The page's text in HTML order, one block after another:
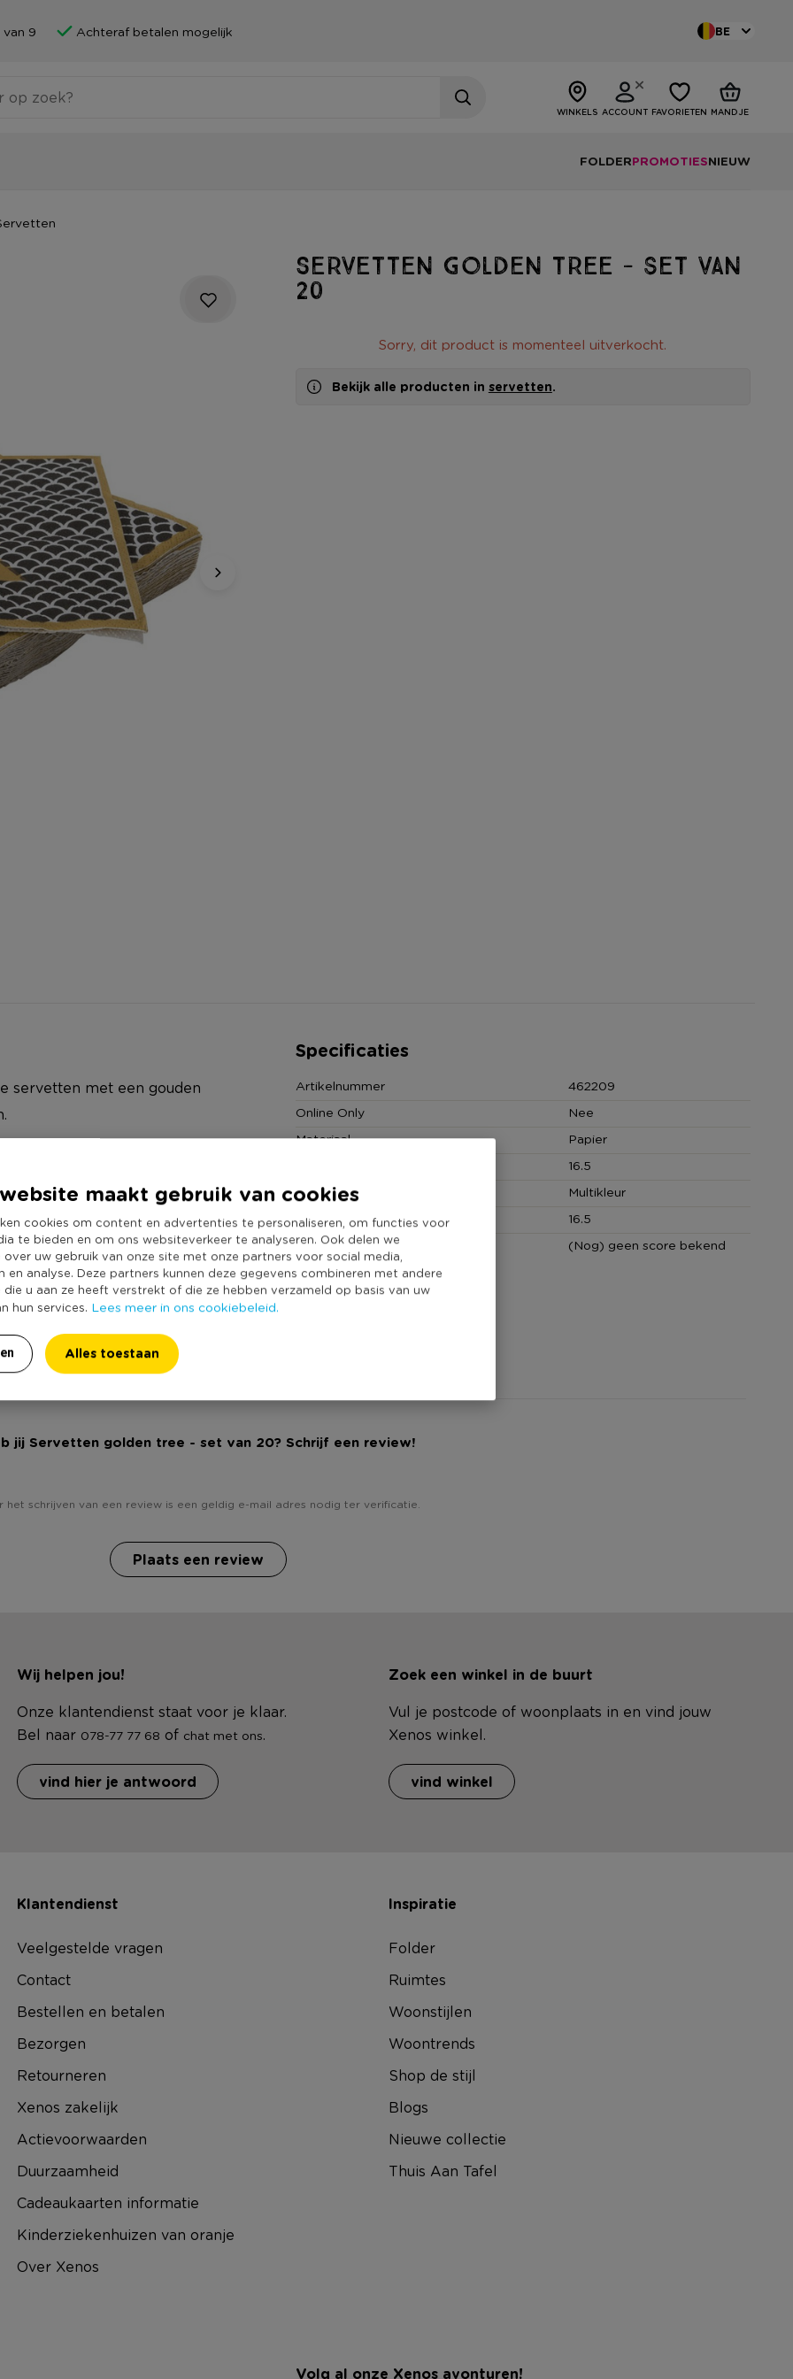
maakt gebruik van cookies
cookies om content en advertenties te personaliseren, om functies voor
te bieden en om ons websiteverkeer te analyseren. Ook delen we
uw gebruik van onze site met onze partners voor social media,
en analyse. Deze partners kunnen deze gegevens combineren met andere
u aan ze heeft verstrekt of die ze hebben verzameld op basis van uw
hun services. Lees meer in ons cookiebeleid.
Alles toestaan
9 Achteraf betalen mogelijk BE
WINKELS ACCOUNT FAVORIETEN MANDJE
FOLDERPROMOTIESNIEUW
Servetten golden tree - set van
20
Sorry, dit product is momenteel uitverkocht.
Bekijk alle producten in servetten.
servetten met een gouden
en designs. Er is dus
tot grappig. Bekijk en
Specificaties
Artikelnummer
462209
Online Only
Nee
Materiaal
Papier
16.5
Kleur
Multikleur
Productlengte (cm)
16.5
Duurzaamheidsscore
(Nog) geen score bekend
jij Servetten golden tree - set van 20? Schrijf een review!
het schrijven van een review is een geldig e-mail adres nodig ter verificatie.
Plaats een review
Wij helpen jou!
Onze klantendienst staat voor je klaar.
Bel naar 078-77 77 68 of chat met ons.
vind hier je antwoord
Zoek een winkel in de buurt
Vul je postcode of woonplaats in en vind jouw
Xenos winkel.
vind winkel
Klantendienst
Veelgestelde vragen
Contact
Bestellen en betalen
Bezorgen
Retourneren
Xenos zakelijk
Actievoorwaarden
Duurzaamheid
Cadeaukaarten informatie
Kinderziekenhuizen van oranje
Over Xenos
Inspiratie
Folder
Ruimtes
Woonstijlen
Woontrends
Shop de stijl
Blogs
Nieuwe collectie
Thuis Aan Tafel
Volg al onze Xenos avonturen!